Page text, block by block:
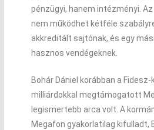
pénzügyi, hanem intézményi.
nem működhet kétféle
akkreditált sajtónak, és egy
hasznos vendégeknek.
Bohár Dániel korábban a
milliárdokkal megtámogatott
legismertebb arca volt. A
Megafon gyakorlatilag kifulladt,